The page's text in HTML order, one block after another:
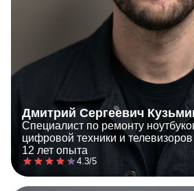
Дмитрий Сергеевич
Специалист по ремонту
цифровой техники и телевизоров
12 лет опыта
4.3/5